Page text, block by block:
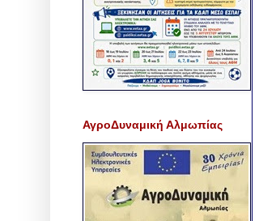
ΑγροΔυναμική Αλμωπίας